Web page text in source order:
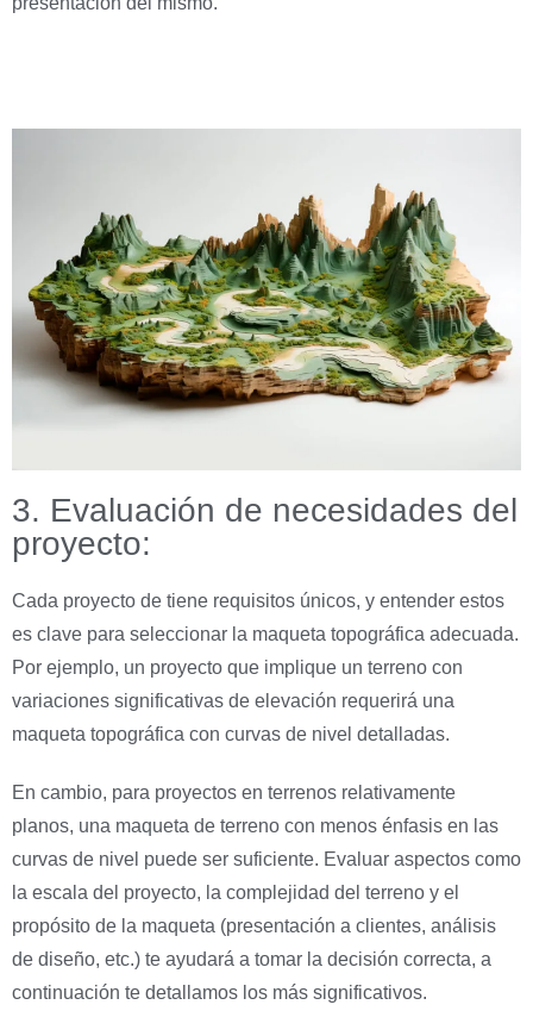
3. Evaluación de necesidades del
proyecto:
Cada proyecto de tiene requisitos únicos, y entender estos
es clave para seleccionar la maqueta topográfica adecuada.
Por ejemplo, un proyecto que implique un terreno con
variaciones significativas de elevación requerirá una
maqueta topográfica con curvas de nivel detalladas.
En cambio, para proyectos en terrenos relativamente
planos, una maqueta de terreno con menos énfasis en las
curvas de nivel puede ser suficiente. Evaluar aspectos como
la escala del proyecto, la complejidad del terreno y el
propósito de la maqueta (presentación a clientes, análisis
de diseño, etc.) te ayudará a tomar la decisión correcta, a
continuación te detallamos los más significativos.